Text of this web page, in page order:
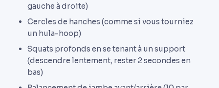
gauche à droite)
Cercles de hanches (comme si vous tourniez
un hula-hoop)
Squats profonds en se tenant à un support
(descendre lentement, rester 2 secondes en
bas)